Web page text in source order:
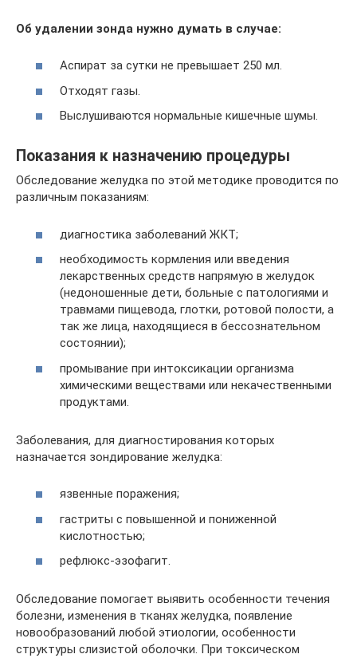
Об удалении зонда нужно думать в случае:
Аспират за сутки не превышает 250 мл.
Отходят газы.
Выслушиваются нормальные кишечные шумы.
Показания к назначению процедуры
Обследование желудка по этой методике проводится по
различным показаниям:
диагностика заболеваний ЖКТ;
необходимость кормления или введения
лекарственных средств напрямую в желудок
(недоношенные дети, больные с патологиями и
травмами пищевода, глотки, ротовой полости, а
так же лица, находящиеся в бессознательном
состоянии);
промывание при интоксикации организма
химическими веществами или некачественными
продуктами.
Заболевания, для диагностирования которых
назначается зондирование желудка:
язвенные поражения;
гастриты с повышенной и пониженной
кислотностью;
рефлюкс-эзофагит.
Обследование помогает выявить особенности течения
болезни, изменения в тканях желудка, появление
новообразований любой этиологии, особенности
структуры слизистой оболочки. При токсическом